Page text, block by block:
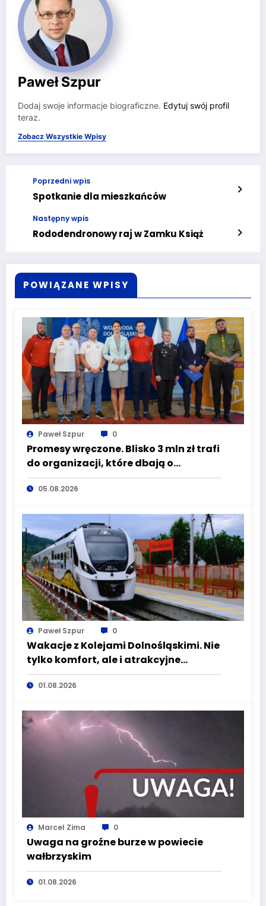
Paweł Szpur
Dodaj swoje informacje biograficzne. Edytuj swój profil
teraz.
Zobacz Wszystkie Wpisy
Poprzedni wpis
Spotkanie dla mieszkańców
Następny wpis
Rododendronowy raj w Zamku Książ
POWIĄZANE WPISY
Paweł Szpur 0
Promesy wręczone. Blisko 3 mln zł trafi
do organizacji, które dbają o
bezpieczeństwo mieszkańców
Dolnego Śląska
05.08.2026
Paweł Szpur 0
Wakacje z Kolejami Dolnośląskimi. Nie
tylko komfort, ale i atrakcyjne
kierunki
01.08.2026
Marcel Zima 0
Uwaga na groźne burze w powiecie
wałbrzyskim
01.08.2026